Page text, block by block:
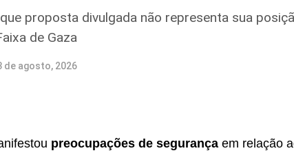
de busca envolvendo acionistas da
as autoridades apuram possíveis crimes
e associação criminosa.
gerar volatilidade nos mercados, mas
proposta divulgada não representa sua
de Gaza
de agosto, 2026
preocupações de segurança em relação